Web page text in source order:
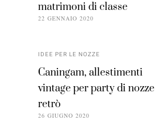
matrimoni di classe
22 GENNAIO 2020
IDEE PER LE NOZZE
Caningam, allestimenti
vintage per party di nozze
retrò
26 GIUGNO 2020